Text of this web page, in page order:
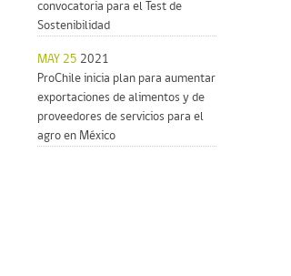
convocatoria para el Test de
Sostenibilidad
MAY 25 2021
ProChile inicia plan para aumentar
exportaciones de alimentos y de
proveedores de servicios para el
agro en México